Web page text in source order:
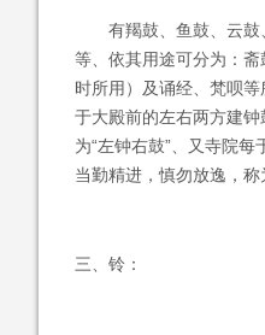
有羯鼓、鱼鼓、云鼓
等、依其用途可分为：
时所用）及诵经、梵呗
于大殿前的左右两方建
为“左钟右鼓”、又寺院
当勤精进，慎勿放逸，称
三、铃：